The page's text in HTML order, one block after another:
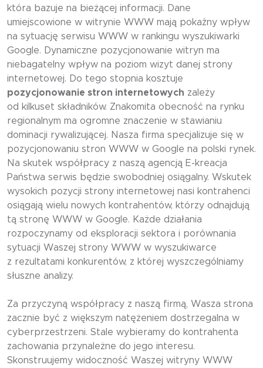
która bazuje na bieżącej informacji. Dane
umiejscowione w witrynie WWW mają pokaźny wpływ
na sytuację serwisu WWW w rankingu wyszukiwarki
Google. Dynamiczne pozycjonowanie witryn ma
niebagatelny wpływ na poziom wizyt danej strony
internetowej. Do tego stopnia kosztuje
pozycjonowanie stron internetowych zależy
od kilkuset składników. Znakomita obecność na rynku
regionalnym ma ogromne znaczenie w stawianiu
dominacji rywalizującej. Nasza firma specjalizuje się w
pozycjonowaniu stron WWW w Google na polski rynek.
Na skutek współpracy z naszą agencją E-kreacja
Państwa serwis będzie swobodniej osiągalny. Wskutek
wysokich pozycji strony internetowej nasi kontrahenci
osiągają wielu nowych kontrahentów, którzy odnajdują
tą stronę WWW w Google. Każde działania
rozpoczynamy od eksploracji sektora i porównania
sytuacji Waszej strony WWW w wyszukiwarce
z rezultatami konkurentów, z której wyszczególniamy
słuszne analizy.
Za przyczyną współpracy z naszą firmą, Wasza strona
zacznie być z większym natężeniem dostrzegalna w
cyberprzestrzeni. Stale wybieramy do kontrahenta
zachowania przynależne do jego interesu.
Skonstruujemy widoczność Waszej witryny WWW